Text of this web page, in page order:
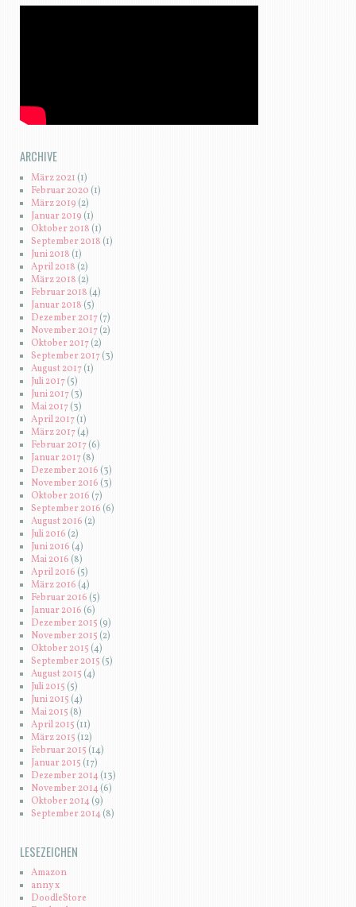
ARCHIVE
März 2021(1)
Februar 2020 (1)
März 2019 (2)
Januar 2019 (1)
Oktober 2018 (1)
September 2018 (1)
Juni 2018 (1)
April 2018 (2)
März 2018 (2)
Februar 2018(4)
Januar 2018 (5)
Dezember 2017(7)
November 2017(2)
Oktober 2017(2)
September 2017(3)
August 2017(1)
Juli 2017(5)
Juni 2017(3)
Mai 2017(3)
April 2017(1)
März 2017(4)
Februar 2017(6)
Januar 2017(8)
Dezember 2016 (3)
November 2016 (3)
Oktober 2016 (7)
September 2016 (6)
August 2016(2)
Juli 2016 (2)
Juni 2016 (4)
Mai 2016 (8)
April 2016 (5)
März 2016 (4)
Februar 2016(5)
Januar 2016 (6)
Dezember 2015 (9)
November 2015 (2)
Oktober 2015 (4)
September 2015 (5)
August 2015 (4)
Juli 2015 (5)
Juni 2015 (4)
Mai 2015(8)
April 2015 (11)
März 2015(12)
Februar 2015 (14)
Januar 2015 (17)
Dezember 2014(13)
November 2014(6)
Oktober 2014(9)
September 2014(8)
LESEZEICHEN
Amazon
anny x
DoodleStore